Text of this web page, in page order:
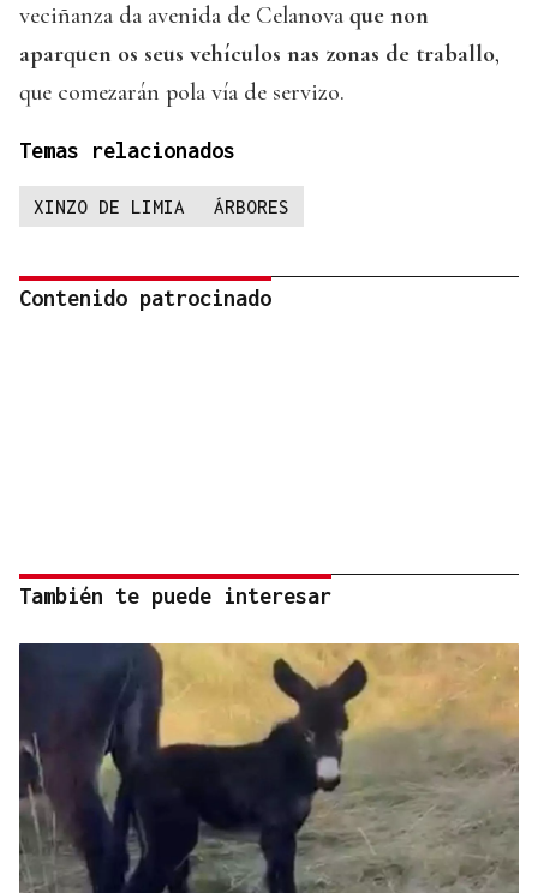
veciñanza da avenida de Celanova que non
aparquen os seus vehículos nas zonas de traballo,
que comezarán pola vía de servizo.
Temas relacionados
XINZO DE LIMIA ÁRBORES
Contenido patrocinado
También te puede interesar